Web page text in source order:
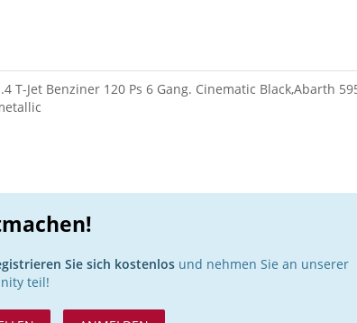
T-Jet Benziner 120 Ps 6 Gang. Cinematic Black,Abarth
Sie sich kostenlos und nehmen Sie an unserer
teil!